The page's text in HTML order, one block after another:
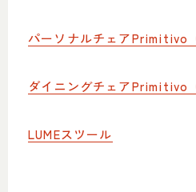
パーソナルチェアPrimitivo
ダイニングチェアPrimitivo
LUMEスツール